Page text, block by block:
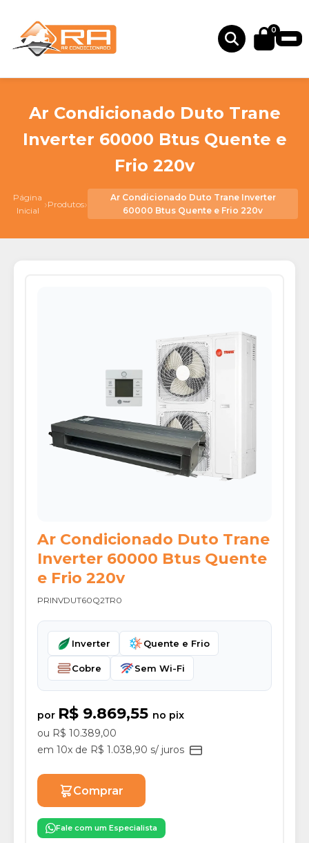
0
Ar Condicionado Duto Trane
Inverter 60000 Btus Quente e
Frio 220v
Página
Inicial ›Produtos›
Ar Condicionado Duto Trane Inverter
60000 Btus Quente e Frio 220v
Ar Condicionado Duto Trane
Inverter 60000 Btus Quente
e Frio 220v
PRINVDUT60Q2TR0
Inverter Quente e Frio
Cobre Sem Wi-Fi
por R$ 9.869,55 no pix
ou R$ 10.389,00
em 10x de R$ 1.038,90 s/ juros
Comprar
Fale com um Especialista